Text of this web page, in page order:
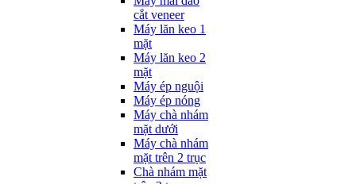
cắt veneer
Máy lăn keo 1
mặt
Máy lăn keo 2
mặt
Máy ép nguội
Máy ép nóng
Máy chà nhám
mặt dưới
Máy chà nhám
mặt trên 2 trục
Chà nhám mặt